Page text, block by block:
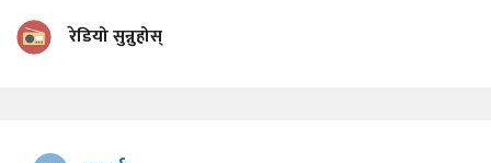
रेडियो सुन्नुहोस्